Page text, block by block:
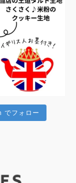
でフォロー